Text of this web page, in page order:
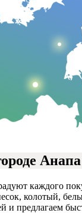
Анапа
каждого
колотый,
предлагаем